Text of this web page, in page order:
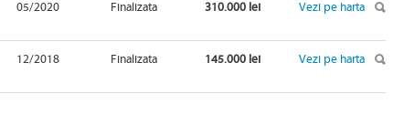
05/2020 Finalizata 310.000 lei Vezi pe harta
12/2018 Finalizata 145.000 lei Vezi pe harta